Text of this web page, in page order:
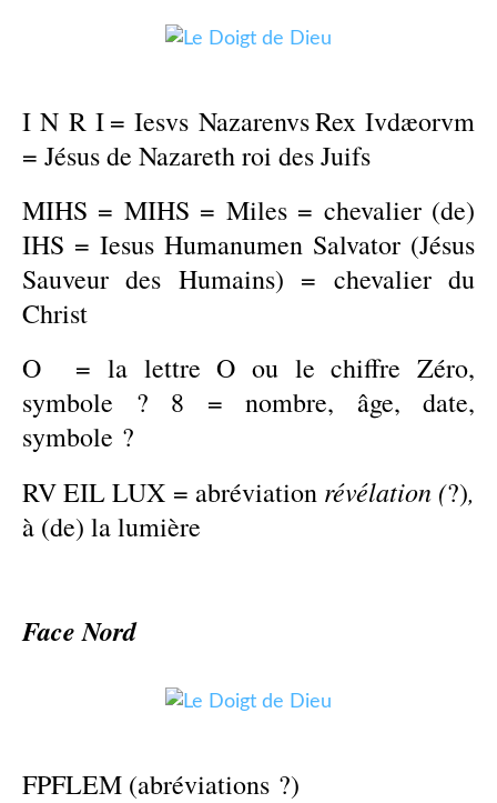
I N R I=Iesvs NazarenvsRex Ivdæorvm
= Jésus de Nazareth roi des Juifs
MIHS = MIHS = Miles = chevalier (de)
IHS = Iesus Humanumen Salvator (Jésus
Sauveur des Humains) = chevalier du
Christ
O = la lettre O ou le chiffre Zéro,
symbole ? 8 = nombre, âge, date,
symbole ?
RV EIL LUX = abréviation révélation (?),
à (de) la lumière
Face Nord
FPFLEM (abréviations ?)